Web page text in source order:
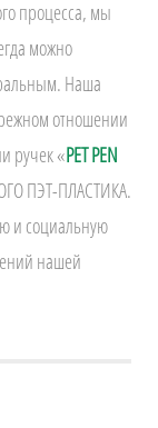
процесса, мы
можно
Наша
отношении
ручек «PET PEN
ПЭТ-ПЛАСТИКА.
и социальную
нашей